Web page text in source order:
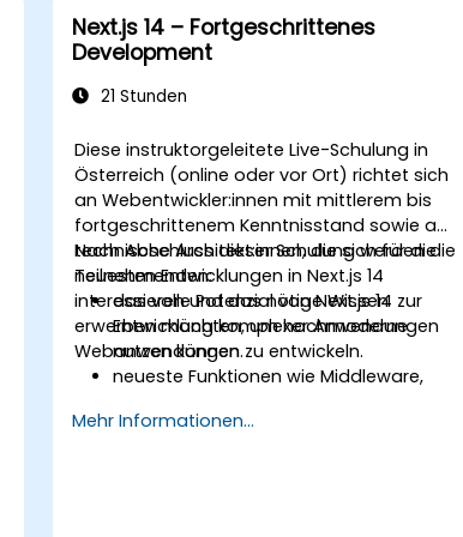
Next.js 14 – Fortgeschrittenes
Development
21 Stunden
Diese instruktorgeleitete Live-Schulung in
Österreich (online oder vor Ort) richtet sich
an Webentwickler:innen mit mittlerem bis
fortgeschrittenem Kenntnisstand sowie an
technische Architekt:innen, die sich für die
neuesten Entwicklungen in Next.js 14
interessieren und das nötige Wissen
erwerben möchten, um hochmoderne
Webanwendungen zu entwickeln.
Nach Abschluss dieser Schulung werden die
Teilnehmenden:
das volle Potenzial von Next.js 14 zur
Entwicklung komplexer Anwendungen
nutzen können.
neueste Funktionen wie Middleware,
Functions anwenden können.
Mehr Informationen...